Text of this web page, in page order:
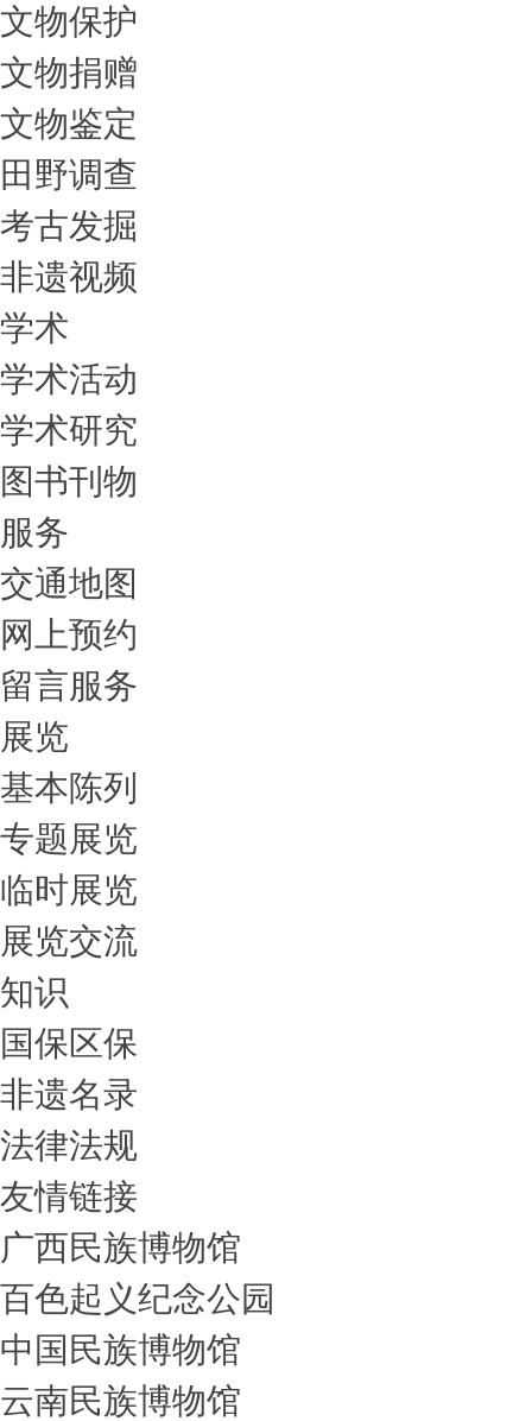
文物保护
文物捐赠
文物鉴定
田野调查
考古发掘
非遗视频
学术
学术活动
学术研究
图书刊物
服务
交通地图
网上预约
留言服务
展览
基本陈列
专题展览
临时展览
展览交流
知识
国保区保
非遗名录
法律法规
友情链接
广西民族博物馆
百色起义纪念公园
中国民族博物馆
云南民族博物馆